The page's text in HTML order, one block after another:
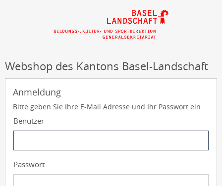
Webshop des Kantons Basel-Landschaft
Anmeldung
Bitte geben Sie Ihre E-Mail Adresse und Ihr Passwort ein.
Benutzer
Passwort